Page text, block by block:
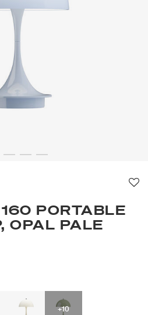
PORTABLE
OPAL PALE
+10